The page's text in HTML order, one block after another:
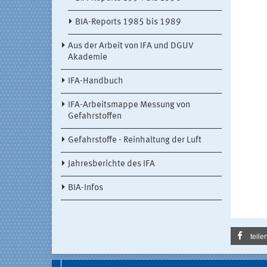
BIA-Reports 1985 bis 1989
Aus der Arbeit von IFA und DGUV
Akademie
IFA-Handbuch
IFA-Arbeitsmappe Messung von
Gefahrstoffen
Gefahrstoffe - Reinhaltung der Luft
Jahresberichte des IFA
BIA-Infos
teilen